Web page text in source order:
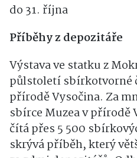
do 31. října
Příběhy z depozitáře
Výstava ve statku z
půlstoletí sbírkotvorné
přírodě Vysočina. Za
sbírce Muzea v přírodě
čítá přes 5 500